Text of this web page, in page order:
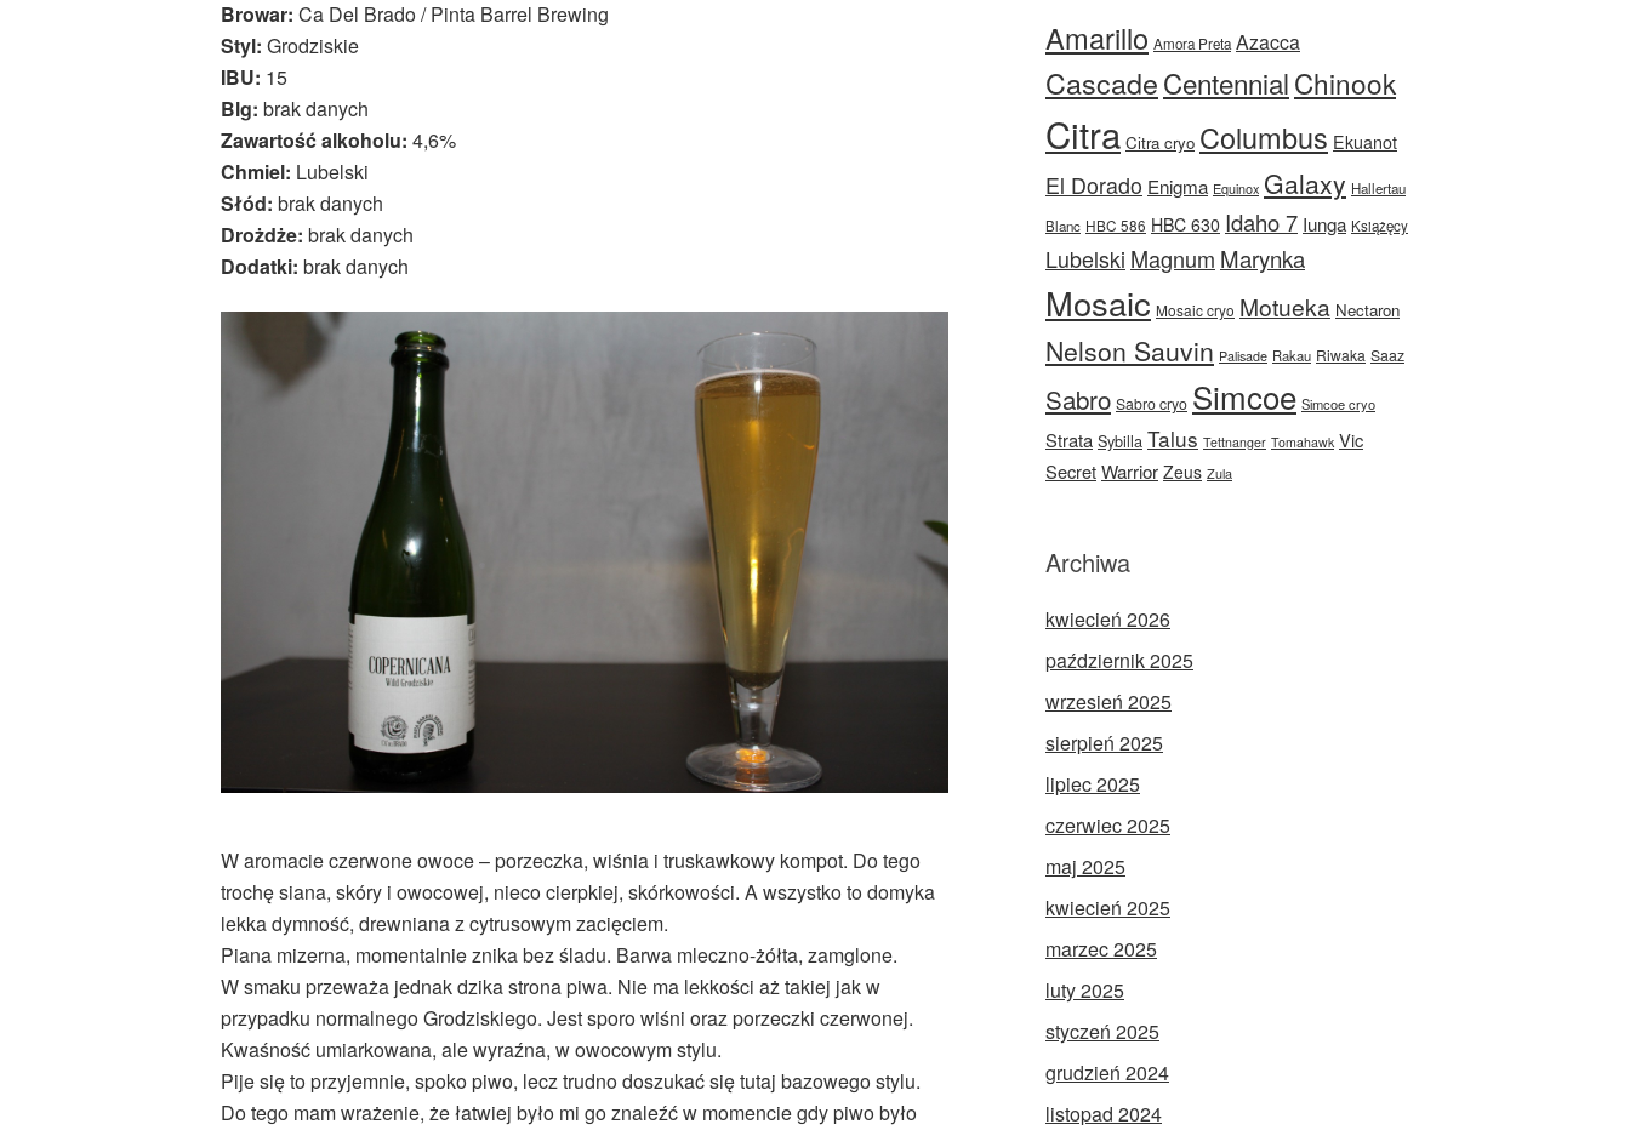
Browar: Ca Del Brado / Pinta Barrel Brewing
Styl: Grodziskie
IBU: 15
Blg: brak danych
Zawartość alkoholu: 4,6%
Chmiel: Lubelski
Słód: brak danych
Drożdże: brak danych
Dodatki: brak danych
W aromacie czerwone owoce – porzeczka, wiśnia i truskawkowy kompot. Do tego
trochę siana, skóry i owocowej, nieco cierpkiej, skórkowości. A wszystko to domyka
lekka dymność, drewniana z cytrusowym zacięciem.
Piana mizerna, momentalnie znika bez śladu. Barwa mleczno-żółta, zamglone.
W smaku przeważa jednak dzika strona piwa. Nie ma lekkości aż takiej jak w
przypadku normalnego Grodziskiego. Jest sporo wiśni oraz porzeczki czerwonej.
Kwaśność umiarkowana, ale wyraźna, w owocowym stylu.
Pije się to przyjemnie, spoko piwo, lecz trudno doszukać się tutaj bazowego stylu.
Do tego mam wrażenie, że łatwiej było mi go znaleźć w momencie gdy piwo było
Amarillo Amora Preta Azacca
CascadeCentennialChinook
Citra Citra cryo Columbus Ekuanot
El Dorado Enigma Equinox Galaxy Hallertau
Blanc HBC 586 HBC 630 Idaho 7 Iunga Książęcy
Lubelski Magnum Marynka
Mosaic Mosaic cryo Motueka Nectaron
Nelson Sauvin Palisade Rakau Riwaka Saaz
Sabro Sabro cryo Simcoe Simcoe cryo
Strata Sybilla Talus Tettnanger Tomahawk Vic
SecretWarrior Zeus Zula
Archiwa
kwiecień 2026
październik 2025
wrzesień 2025
sierpień 2025
lipiec 2025
czerwiec 2025
maj 2025
kwiecień 2025
marzec 2025
luty 2025
styczeń 2025
grudzień 2024
listopad 2024